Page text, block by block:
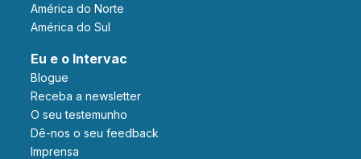
América do Norte
América do Sul
Eu e o Intervac
Blogue
Receba a newsletter
O seu testemunho
Dê-nos o seu feedback
Imprensa